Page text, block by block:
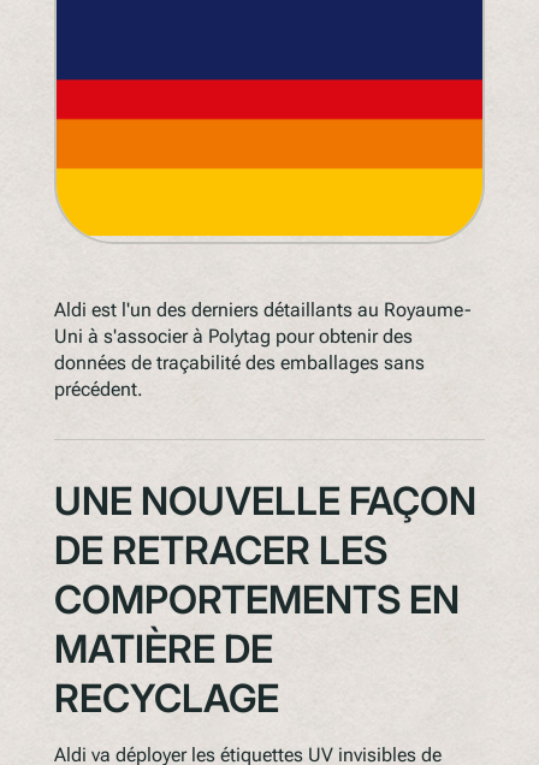
Aldi est l'un des derniers détaillants au Royaume-
Uni à s'associer à Polytag pour obtenir des
données de traçabilité des emballages sans
précédent.
UNE NOUVELLE FAÇON
DE RETRACER LES
COMPORTEMENTS EN
MATIÈRE DE
RECYCLAGE
Aldi va déployer les étiquettes UV invisibles de